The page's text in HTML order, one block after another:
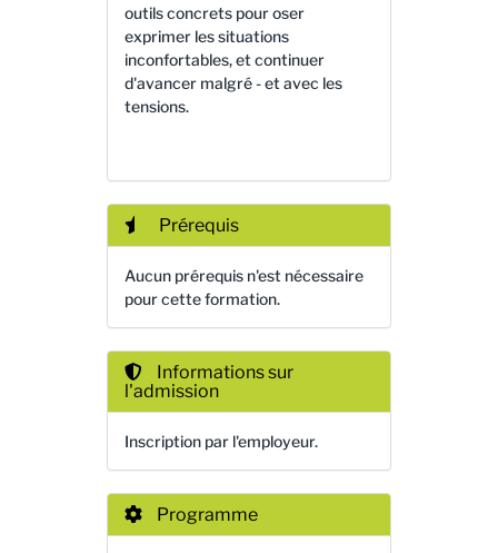
outils concrets pour oser
exprimer les situations
inconfortables, et continuer
d'avancer malgré - et avec les
tensions.
Prérequis
Aucun prérequis n'est nécessaire
pour cette formation.
Informations sur
l'admission
Inscription par l'employeur.
Programme